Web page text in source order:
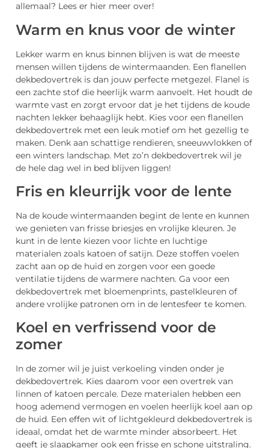
allemaal? Lees er hier meer over!
Warm en knus voor de winter
Lekker warm en knus binnen blijven is wat de meeste
mensen willen tijdens de wintermaanden. Een flanellen
dekbedovertrek is dan jouw perfecte metgezel. Flanel is
een zachte stof die heerlijk warm aanvoelt. Het houdt de
warmte vast en zorgt ervoor dat je het tijdens de koude
nachten lekker behaaglijk hebt. Kies voor een flanellen
dekbedovertrek met een leuk motief om het gezellig te
maken. Denk aan schattige rendieren, sneeuwvlokken of
een winters landschap. Met zo’n dekbedovertrek wil je
de hele dag wel in bed blijven liggen!
Fris en kleurrijk voor de lente
Na de koude wintermaanden begint de lente en kunnen
we genieten van frisse briesjes en vrolijke kleuren. Je
kunt in de lente kiezen voor lichte en luchtige
materialen zoals katoen of satijn. Deze stoffen voelen
zacht aan op de huid en zorgen voor een goede
ventilatie tijdens de warmere nachten. Ga voor een
dekbedovertrek met bloemenprints, pastelkleuren of
andere vrolijke patronen om in de lentesfeer te komen.
Koel en verfrissend voor de
zomer
In de zomer wil je juist verkoeling vinden onder je
dekbedovertrek. Kies daarom voor een overtrek van
linnen of katoen percale. Deze materialen hebben een
hoog ademend vermogen en voelen heerlijk koel aan op
de huid. Een effen wit of lichtgekleurd dekbedovertrek is
ideaal, omdat het de warmte minder absorbeert. Het
geeft je slaapkamer ook een frisse en schone uitstraling.